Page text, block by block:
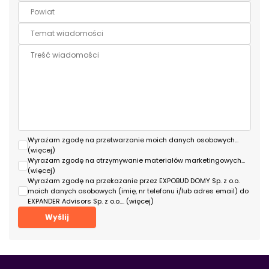
Wyrażam zgodę na przetwarzanie moich danych osobowych...
(więcej)
Wyrażam zgodę na otrzymywanie materiałów marketingowych...
(więcej)
Wyrażam zgodę na przekazanie przez EXPOBUD DOMY Sp. z o.o.
moich danych osobowych (imię, nr telefonu i/lub adres email) do
EXPANDER Advisors Sp. z o.o.... (więcej)